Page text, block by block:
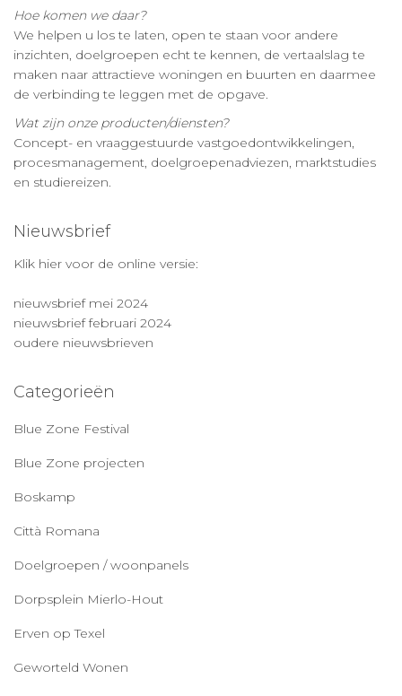
Hoe komen we daar?
We helpen u los te laten, open te staan voor andere
inzichten, doelgroepen echt te kennen, de vertaalslag te
maken naar attractieve woningen en buurten en daarmee
de verbinding te leggen met de opgave.
Wat zijn onze producten/diensten?
Concept- en vraaggestuurde vastgoedontwikkelingen,
procesmanagement, doelgroepenadviezen, marktstudies
en studiereizen.
Nieuwsbrief
Klik hier voor de online versie:
nieuwsbrief mei 2024
nieuwsbrief februari 2024
oudere nieuwsbrieven
Categorieën
Blue Zone Festival
Blue Zone projecten
Boskamp
Città Romana
Doelgroepen / woonpanels
Dorpsplein Mierlo-Hout
Erven op Texel
Geworteld Wonen